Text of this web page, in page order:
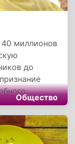
миллионов
до
о
таланты,
27 июня на
Общество